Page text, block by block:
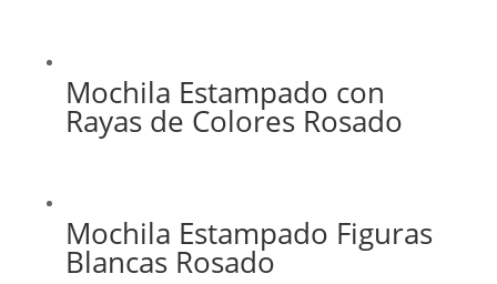
Mochila Estampado con
Rayas de Colores Rosado
Mochila Estampado Figuras
Blancas Rosado